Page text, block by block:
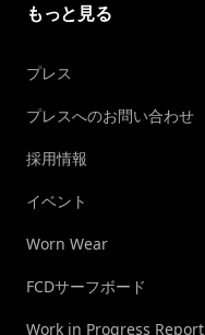
もっと見る
プレス
プレスへのお問い合わせ
採用情報
イベント
Worn Wear
FCDサーフボード
Work in Progress Report